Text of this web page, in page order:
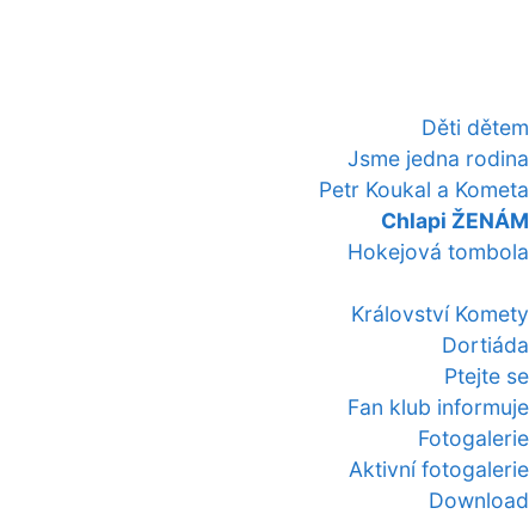
Děti dětem
Jsme jedna rodina
Petr Koukal a Kometa
Chlapi ŽENÁM
Hokejová tombola
Království Komety
Dortiáda
Ptejte se
Fan klub informuje
Fotogalerie
Aktivní fotogalerie
Download